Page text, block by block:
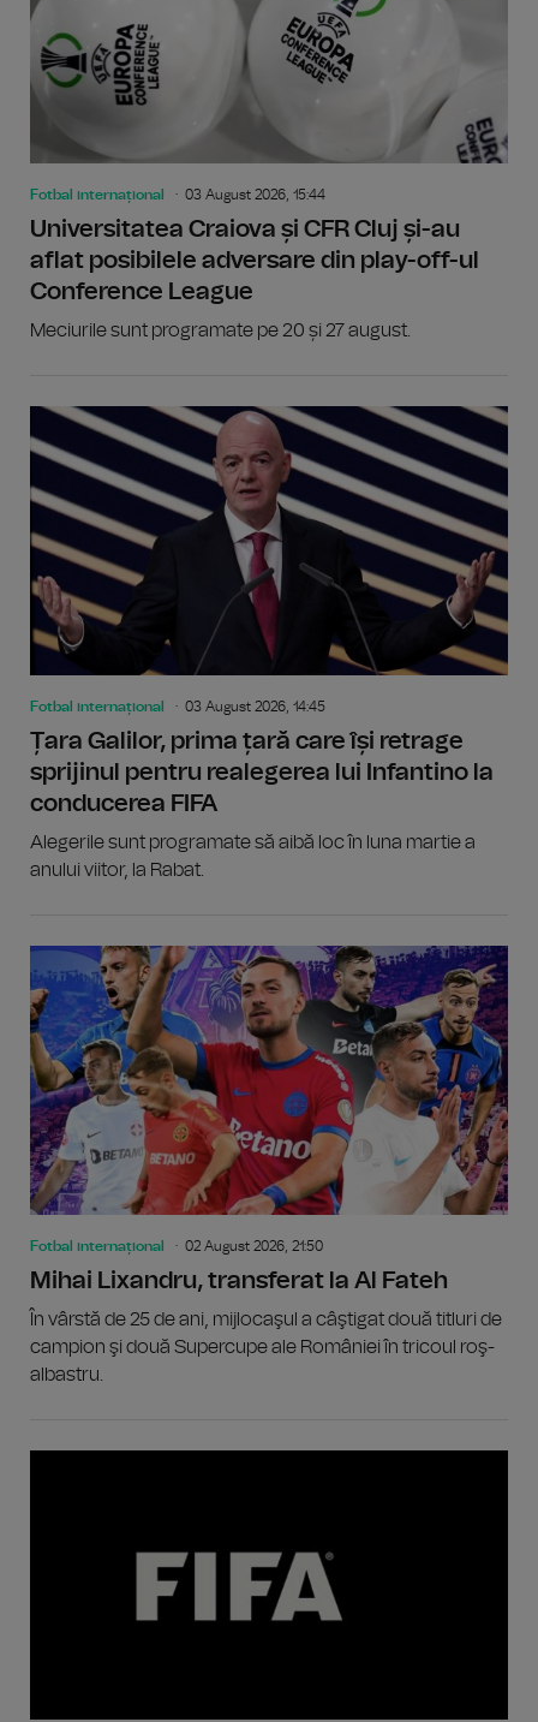
Fotbal internațional 03 August 2026, 15:44
Universitatea Craiova și CFR Cluj și-au
aflat posibilele adversare din play-off-ul
Conference League
Meciurile sunt programate pe 20 și 27 august.
Fotbal internațional 03 August 2026, 14:45
Țara Galilor, prima țară care își retrage
sprijinul pentru realegerea lui Infantino la
conducerea FIFA
Alegerile sunt programate să aibă loc în luna martie a
anului viitor, la Rabat.
Fotbal internațional 02 August 2026, 21:50
Mihai Lixandru, transferat la Al Fateh
În vârstă de 25 de ani, mijlocaşul a câştigat două titluri de
campion şi două Supercupe ale României în tricoul roş-
albastru.